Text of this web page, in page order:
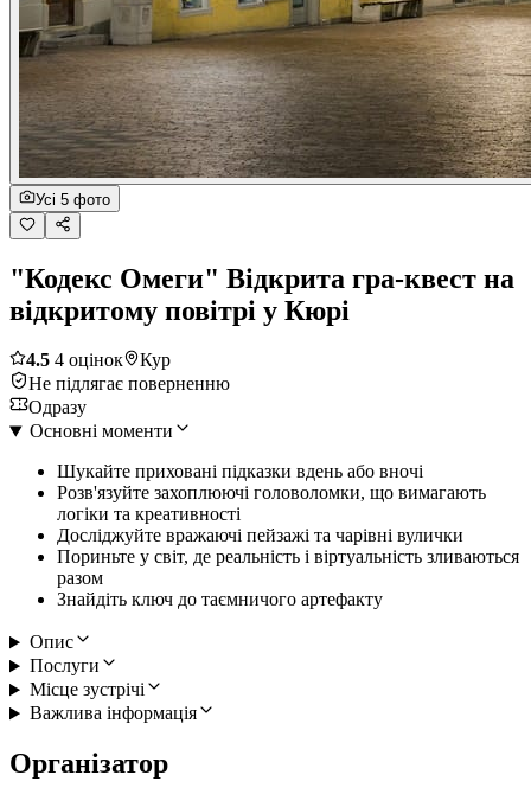
Усі 5 фото
"Кодекс Омеги" Відкрита гра-квест на
відкритому повітрі у Кюрі
4.5 4 оцінок
Кур
Не підлягає поверненню
Одразу
Основні моменти
Шукайте приховані підказки вдень або вночі
Розв'язуйте захоплюючі головоломки, що вимагають
логіки та креативності
Досліджуйте вражаючі пейзажі та чарівні вулички
Пориньте у світ, де реальність і віртуальність зливаються
разом
Знайдіть ключ до таємничого артефакту
Опис
Послуги
Місце зустрічі
Важлива інформація
Організатор